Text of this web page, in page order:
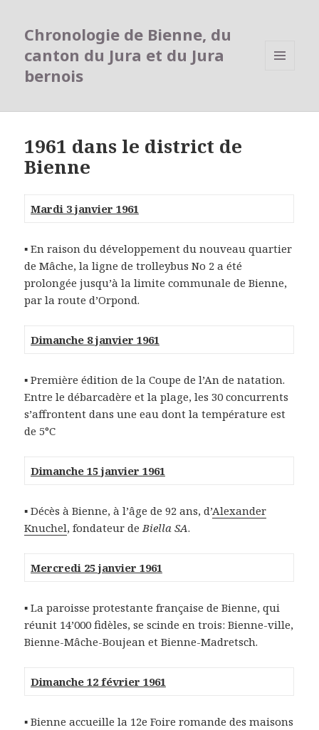
Chronologie de Bienne, du
canton du Jura et du Jura
bernois
1961 dans le district de
Bienne
Mardi 3 janvier 1961
▪ En raison du développement du nouveau quartier
de Mâche, la ligne de trolleybus No 2 a été
prolongée jusqu’à la limite communale de Bienne,
par la route d’Orpond.
Dimanche 8 janvier 1961
▪ Première édition de la Coupe de l’An de natation.
Entre le débarcadère et la plage, les 30 concurrents
s’affrontent dans une eau dont la température est
de 5°C
Dimanche 15 janvier 1961
▪ Décès à Bienne, à l’âge de 92 ans, d’Alexander
Knuchel, fondateur deBiella SA.
Mercredi 25 janvier 1961
▪ La paroisse protestante française de Bienne, qui
réunit 14’000 fidèles, se scinde en trois: Bienne-ville,
Bienne-Mâche-Boujean et Bienne-Madretsch.
Dimanche 12 février 1961
▪ Bienne accueille la 12e Foire romande des maisons